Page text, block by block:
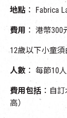
地點 ： Fabrica
費用 ： 港幣
12歲以下小童
人數 ： 每節10人
費用包括 ：自
高）